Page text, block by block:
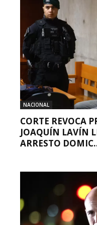
NACIONAL
CORTE REVOCA
JOAQUÍN LAVÍN
ARRESTO